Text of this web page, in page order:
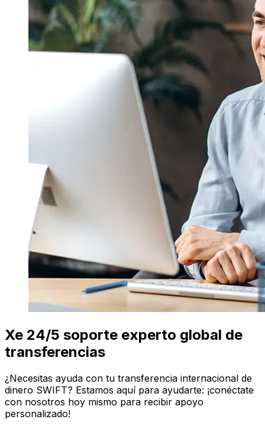
Xe 24/5 soporte experto global de
transferencias
¿Necesitas ayuda con tu transferencia internacional de
dinero SWIFT? Estamos aquí para ayudarte: ¡conéctate
con nosotros hoy mismo para recibir apoyo
personalizado!